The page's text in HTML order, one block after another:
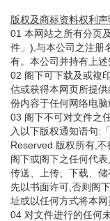
版权及商标资料权利声
01 本网站之所有分页
件」),与本公司之注册
有。本公司并持有上述
02 阁下可下载及或複
估或获得本网页所提
份内容于任何网络电脑
03 阁下不可对文件之
入以下版权通知语句:
Reserved 版权所有,不
阁下或阁下之任何代
传送、上传、下载、
先以书面许可,否则阁
址或以任何方式将本网
04 对文件进行的任何